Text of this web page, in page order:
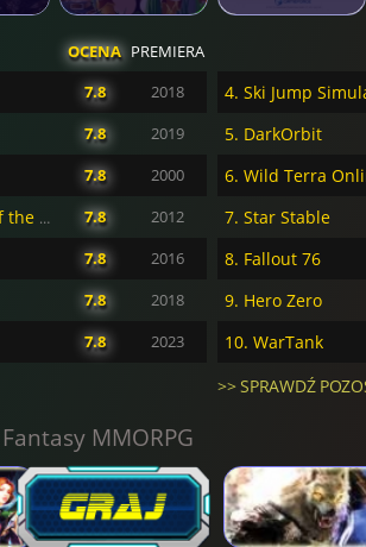
OCENA PREMIERA
7.8 2018
7.8 2019
7.8 2000
7. Ragnarok Online 2: Legend of the Second 7.8 2012
7.8 2016
7.8 2018
7.8 2023
Fantasy MMORPG
4. Ski Jump
5. DarkOrbit
6. Wild Terra
7. Star Stable
8. Fallout 76
9. Hero Zero
10. WarTank
>> SPRAWDŹ